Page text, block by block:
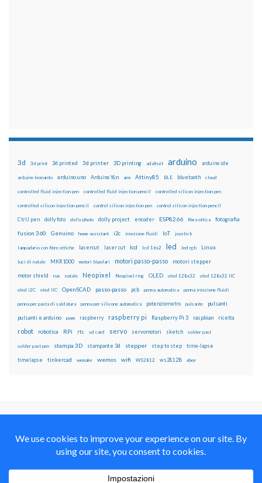
3d 3d print 3d printed 3d printer 3D printing adafruit arduino arduino ide
arduino leonardo arduino uno Arduino Yún arm Attiny85 BLE bluetooth cloud
controlled fluid injection pen controlled fluid injection pencil controlled silicon injection pen
controlled silicon injection pencil control silicon injection pen control silicon injection pencil
CtrlJ pen dolly foto dolly photo dolly project encoder ESP8266 fibra ottica fotografia
fusion 360 Genuino home assistant i2c iniezione fluidi IoT joystick
lampadario con fibre ottiche lasercut laser cut lcd lcd 16x2 led led rgb Linux
luci di natale MKR1000 motori bipolari motori passo-passo motori stepper
motor shield nas natale Neopixel Neopixel ring OLED oled 128x32 oled 128x32 IIC
oled i2C oled IIC OpenSCAD passo-passo pcb penna automatica penna iniezione fluidi
penna per pasta di saldatura penna per silicone automatica potenziometro pulsante pulsanti
pulsanti e arduino pwm raspberry raspberry pi Raspberry Pi 3 raspbian ricetta
robot robotica RPi rtc sd card servo servomotori sketch solder past
solder past pen stampa 3D stampante 3d stepper step to step time-lapse
timelapse tinkercad wemake wemos wifi WS2812 ws2812B xbee
con Licenza
Creative Commons Attribution Non commercial Share
Alike 4.0 International